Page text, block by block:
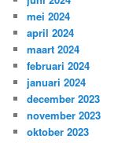
mei 2024
april 2024
maart 2024
februari 2024
januari 2024
december 2023
november 2023
oktober 2023